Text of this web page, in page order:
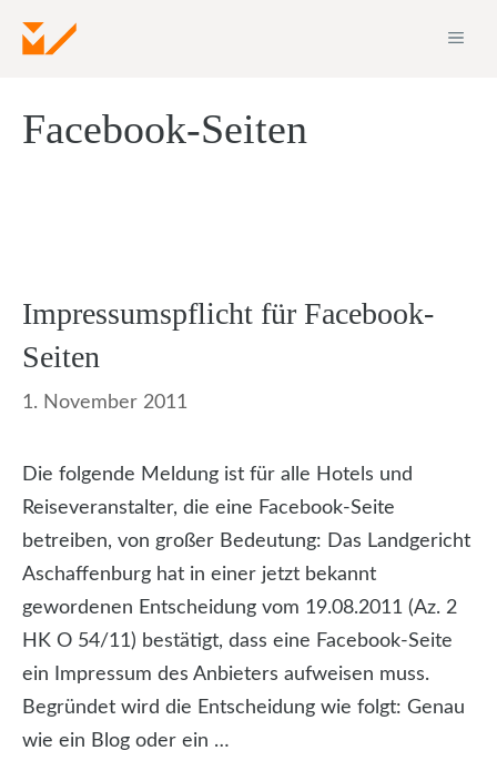
Inhalt
Facebook-Seiten
Impressumspflicht für Facebook-
Seiten
1. November 2011
Die folgende Meldung ist für alle Hotels und
Reiseveranstalter, die eine Facebook-Seite
betreiben, von großer Bedeutung: Das Landgericht
Aschaffenburg hat in einer jetzt bekannt
gewordenen Entscheidung vom 19.08.2011 (Az. 2
HK O 54/11) bestätigt, dass eine Facebook-Seite
ein Impressum des Anbieters aufweisen muss.
Begründet wird die Entscheidung wie folgt: Genau
wie ein Blog oder ein …